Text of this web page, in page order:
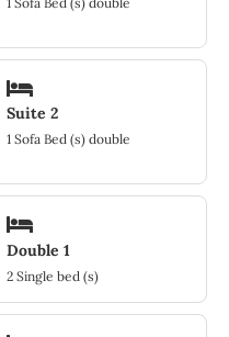
Suite 2
1 Sofa Bed (s) double
Double 1
2 Single bed (s)